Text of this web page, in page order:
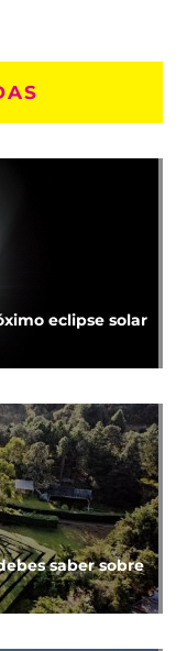
eclipse solar
saber sobre